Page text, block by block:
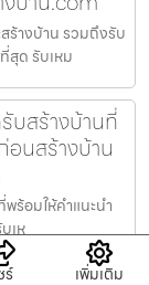
ร้างบ้าน รวมถึงรับ
สุด รับเหม
บสร้างบ้านที่
นสร้างบ้าน
ร้อมให้คำแนะนำ
เห
ร์ เพิ่มเติม